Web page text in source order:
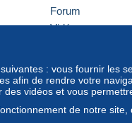
: vous fournir les
afin de rendre votre
vidéos et vous
de notre
Forum
Vidéos
Vevay Mode